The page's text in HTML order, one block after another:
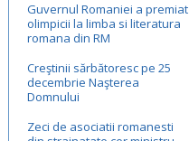
Guvernul Romaniei a premiat
olimpicii la limba si literatura
romana din RM
Creştinii sărbătoresc pe 25
decembrie Naşterea
Domnului
Zeci de asociatii romanesti